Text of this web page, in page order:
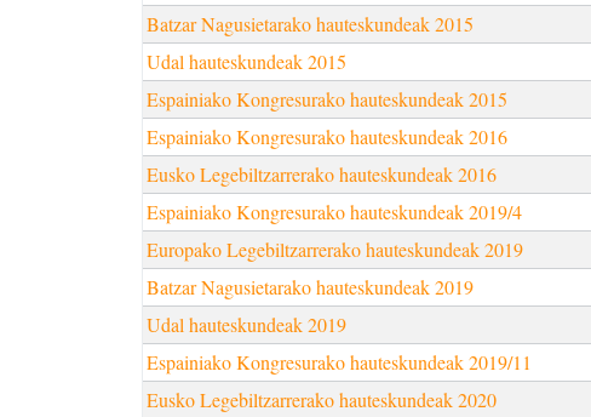
Batzar Nagusietarako hauteskundeak 2015
Udal hauteskundeak 2015
Espainiako Kongresurako hauteskundeak 2015
Espainiako Kongresurako hauteskundeak 2016
Eusko Legebiltzarrerako hauteskundeak 2016
Espainiako Kongresurako hauteskundeak 2019/4
Europako Legebiltzarrerako hauteskundeak 2019
Batzar Nagusietarako hauteskundeak 2019
Udal hauteskundeak 2019
Espainiako Kongresurako hauteskundeak 2019/11
Eusko Legebiltzarrerako hauteskundeak 2020